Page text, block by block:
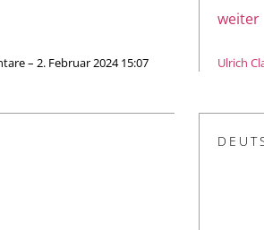
– 2. Februar 2024 15:07
weiter
Ulrich